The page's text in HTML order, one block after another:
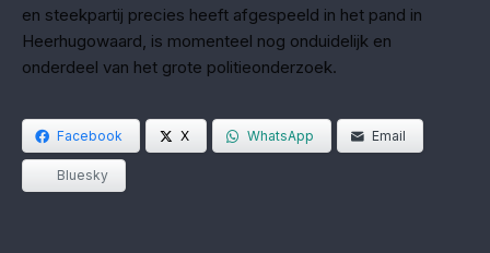
en steekpartij precies heeft afgespeeld in het pand in
Heerhugowaard, is momenteel nog onduidelijk en
onderdeel van het grote politieonderzoek.
Facebook X WhatsApp Email
Bluesky